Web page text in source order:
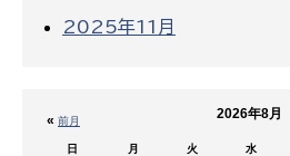
2025年11月
« 前月 2026年8月
日 月 火 水